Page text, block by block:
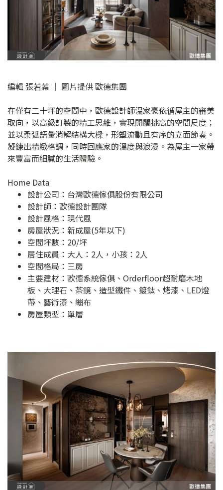
編輯 張若蓁 ｜ 圖片提供 歐德集團
在僅有二十坪的空間中，歐德設計師温家豪依循屋主的審美
取向，以高級訂製的精工思維，實現開闊挑高的空間尺度；
並以柔弧語彙消解結構大樑，形塑流動且有序的立面節奏。
凝鍊出精緻格調，同時回應家的溫度與浪漫。為屋主一家帶
來豐富而細膩的生活體驗。
Home Data
設計公司： 台灣歐德傢俱股份有限公司
設計師：歐德設計團隊
設計風格：現代風
房屋狀況：新成屋(5年以下)
空間坪數：20/坪
居住成員：大人：2人，小孩：2人
空間格局：三房
主要建材：歐德系統傢俱、Orderfloor超耐磨木地
板、大理石、茶鏡、造型鐵件、鍍鈦、烤漆、LED燈
帶、藝術漆、繃布
房屋類型：單層